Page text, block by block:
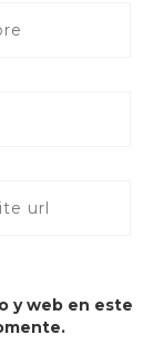
y web en este